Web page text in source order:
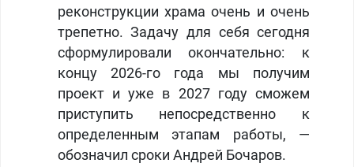
реконструкции храма очень и очень
трепетно. Задачу для себя сегодня
сформулировали окончательно: к
концу 2026-го года мы получим
проект и уже в 2027 году сможем
приступить непосредственно к
определенным этапам работы, —
обозначил сроки Андрей Бочаров.